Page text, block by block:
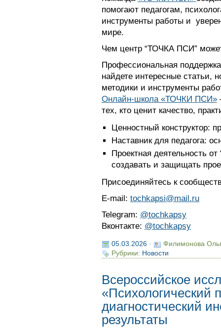
помогают педагогам,
инструменты работы и
мире.
Чем центр “ТОЧКА ПСИ”
Профессиональная
найдете интересные статьи,
методики и инструменты
Онлайн-школа «ТОЧКИ ПСИ»
тех, кто ценит качество,
Ценностный конструктор:
Наставник для педагога:
Проектная деятельность
создавать и защищать
Присоединяйтесь к
E-mail: tochkapsi@mail.ru
Telegram: @tochkapsy
Вконтакте: @tochkapsy
05.03.2026·
Филимонова
Рубрики: Новости
Всероссийское
«Психологический
диагностический
результаты